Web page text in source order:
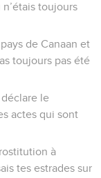
toujours
de Canaan et
toujours pas été
le
actes qui sont
à
tes estrades sur